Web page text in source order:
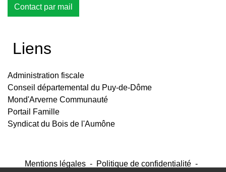
Contact par mail
Liens
Administration fiscale
Conseil départemental du Puy-de-Dôme
Mond'Arverne Communauté
Portail Famille
Syndicat du Bois de l'Aumône
Mentions légales - Politique de confidentialité -